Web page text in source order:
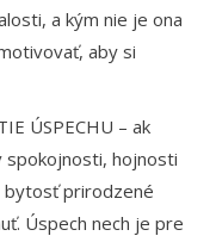
a kým nie je ona
aby si
ÚSPECHU – ak
spokojnosti, hojnosti
bytosť prirodzené
Úspech nech je pre